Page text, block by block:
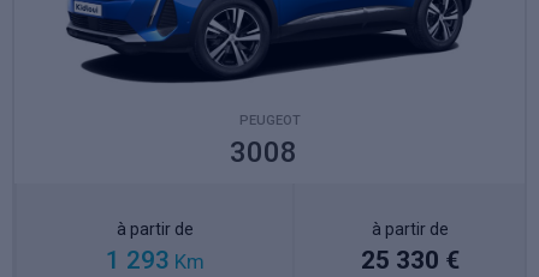
PEUGEOT
3008
à partir de
1 293 Km
à partir de
25 330 €